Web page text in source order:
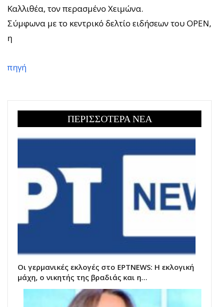
Καλλιθέα, τον περασμένο Χειμώνα.
Σύμφωνα με το κεντρικό δελτίο ειδήσεων του OPEN,
η
πηγή
ΠΕΡΙΣΣΟΤΕΡΑ ΝΕΑ
Οι γερμανικές εκλογές στο ΕΡΤNEWS: Η εκλογική
μάχη, ο νικητής της βραδιάς και η…